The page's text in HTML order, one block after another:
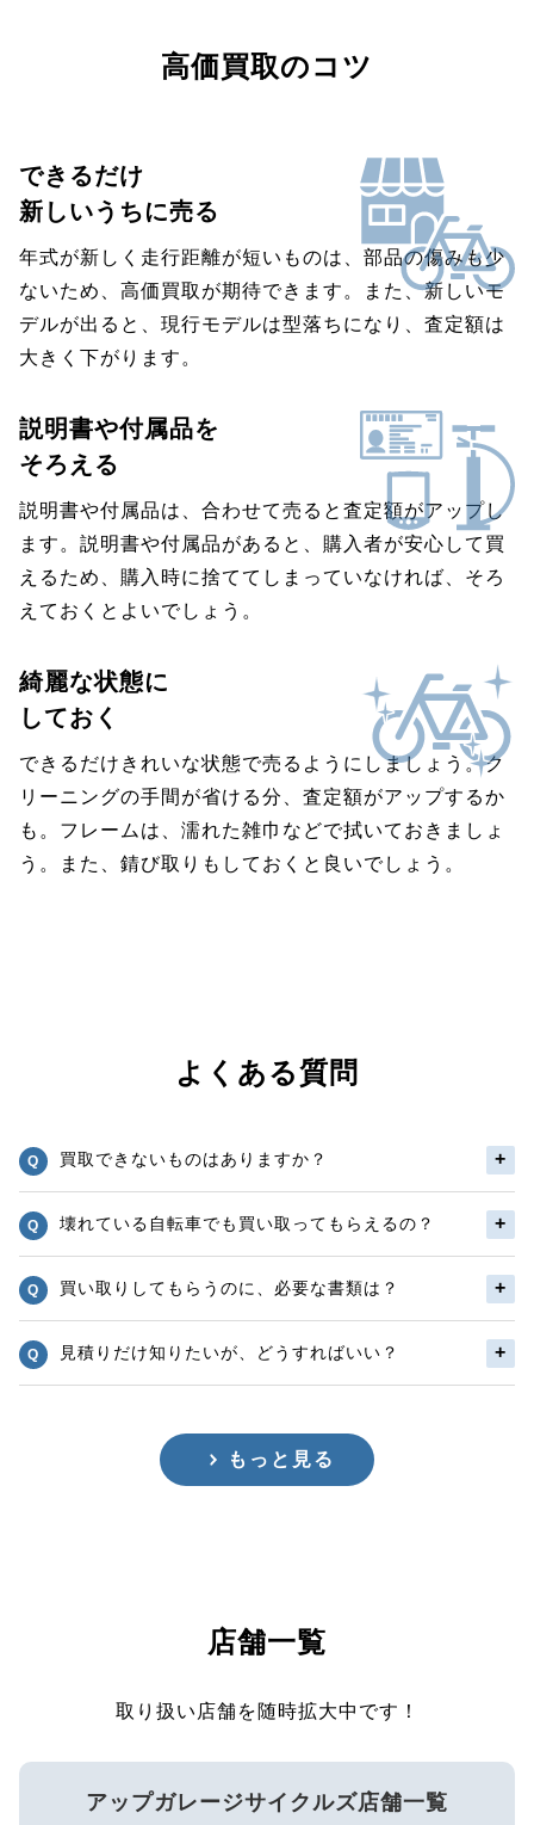
高価買取のコツ
できるだけ
新しいうちに売る
年式が新しく走行距離が短いものは、部品の傷みも少
ないため、高価買取が期待できます。また、新しいモ
デルが出ると、現行モデルは型落ちになり、査定額は
大きく下がります。
説明書や付属品を
そろえる
説明書や付属品は、合わせて売ると査定額がアップし
ます。説明書や付属品があると、購入者が安心して買
えるため、購入時に捨ててしまっていなければ、そろ
えておくとよいでしょう。
綺麗な状態に
しておく
できるだけきれいな状態で売るようにしましょう。ク
リーニングの手間が省ける分、査定額がアップするか
も。フレームは、濡れた雑巾などで拭いておきましょ
う。また、錆び取りもしておくと良いでしょう。
よくある質問
買取できないものはありますか？
壊れている自転車でも買い取ってもらえるの？
買い取りしてもらうのに、必要な書類は？
見積りだけ知りたいが、どうすればいい？
もっと見る
店舗一覧
取り扱い店舗を随時拡大中です！
アップガレージサイクルズ店舗一覧